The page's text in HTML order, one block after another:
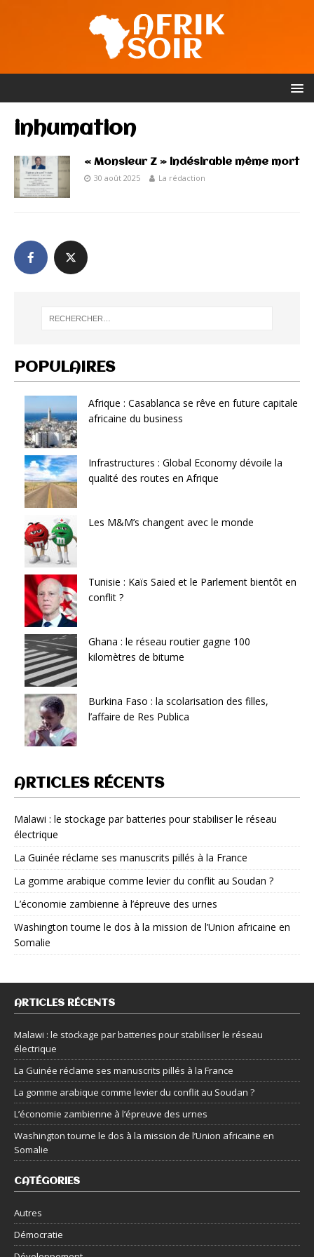
inhumation
« Monsieur Z » indésirable même mort
30 août 2025 La rédaction
POPULAIRES
Afrique : Casablanca se rêve en future capitale
africaine du business
Infrastructures : Global Economy dévoile la
qualité des routes en Afrique
Les M&M’s changent avec le monde
Tunisie : Kaïs Saied et le Parlement bientôt en
conflit ?
Ghana : le réseau routier gagne 100
kilomètres de bitume
Burkina Faso : la scolarisation des filles,
l’affaire de Res Publica
ARTICLES RÉCENTS
Malawi : le stockage par batteries pour stabiliser le réseau
électrique
La Guinée réclame ses manuscrits pillés à la France
La gomme arabique comme levier du conflit au Soudan ?
L’économie zambienne à l’épreuve des urnes
Washington tourne le dos à la mission de l’Union africaine en
Somalie
ARTICLES RÉCENTS
Malawi : le stockage par batteries pour stabiliser le réseau
électrique
La Guinée réclame ses manuscrits pillés à la France
La gomme arabique comme levier du conflit au Soudan ?
L’économie zambienne à l’épreuve des urnes
Washington tourne le dos à la mission de l’Union africaine en
Somalie
CATÉGORIES
Autres
Démocratie